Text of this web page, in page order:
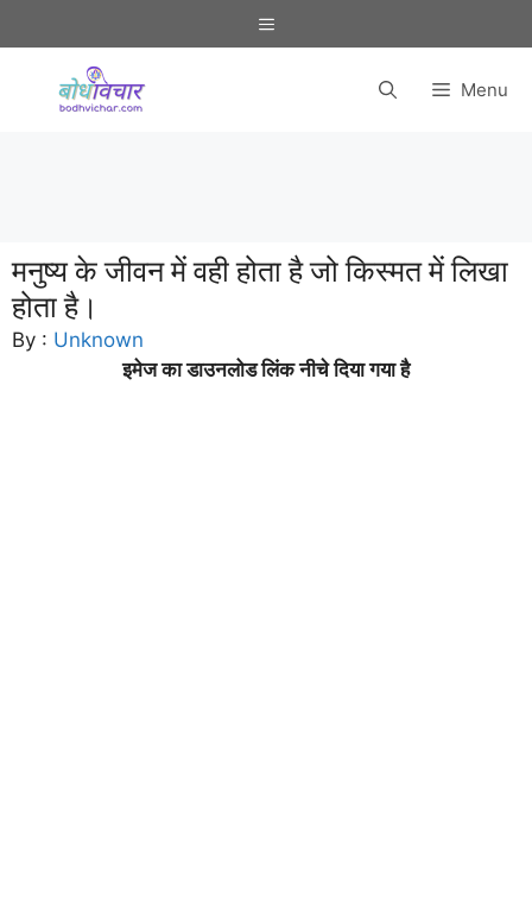
to
Menu
Menu
मनुष्य के जीवन में वही होता है जो किस्मत में लिखा
होता है।
By : Unknown
इमेज का डाउनलोड लिंक नीचे दिया गया है